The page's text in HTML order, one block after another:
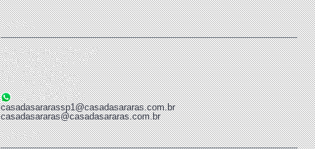
LOJA 1
Rua Mendes Júnior, 166
Brás - São Paulo / SP
CEP 03013-010
Tel: (11) 2694-8621
(11) 2291-2424
(11) 99867-9684
casadasararassp1@casadasararas.com.br
casadasararas@casadasararas.com.br
LOJA 02